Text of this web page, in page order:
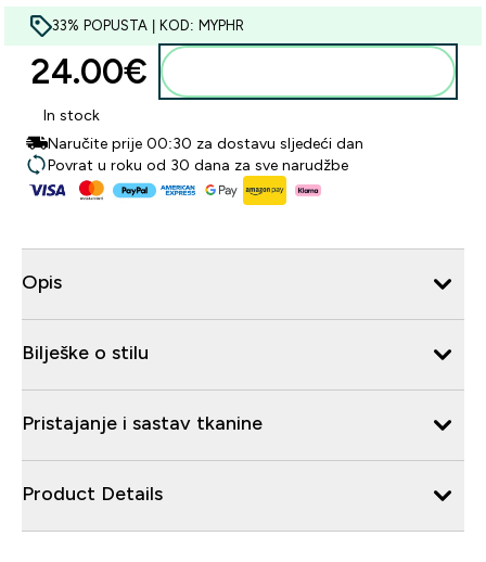
33% POPUSTA | KOD: MYPHR
24.00€‎
In stock
Naručite prije 00:30 za dostavu sljedeći dan
Povrat u roku od 30 dana za sve narudžbe
Opis
Bilješke o stilu
Pristajanje i sastav tkanine
Product Details